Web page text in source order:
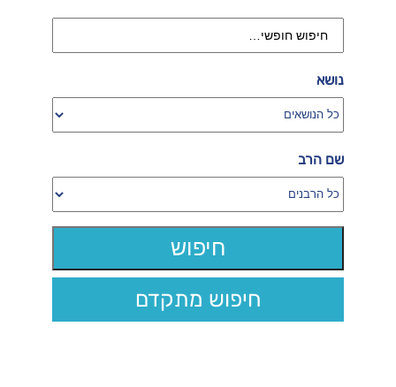
נושא
שם הרב
חיפוש מתקדם